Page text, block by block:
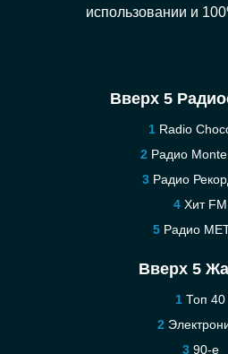
использовании и
Вверх 5
Radio
Радио
Радио
Хит FM
Радио
Вверх 5
Топ 40
90-е